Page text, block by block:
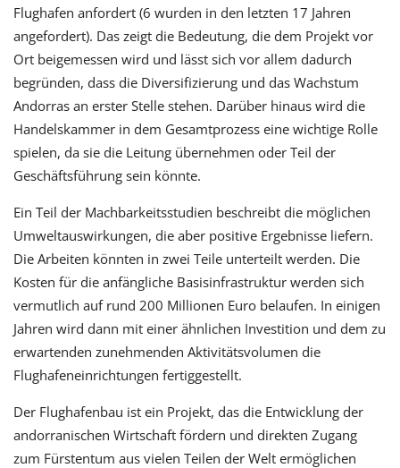
Flughafen anfordert (6 wurden in den letzten 17 Jahren
angefordert). Das zeigt die Bedeutung, die dem Projekt vor
Ort beigemessen wird und lässt sich vor allem dadurch
begründen, dass die Diversifizierung und das Wachstum
Andorras an erster Stelle stehen. Darüber hinaus wird die
Handelskammer in dem Gesamtprozess eine wichtige Rolle
spielen, da sie die Leitung übernehmen oder Teil der
Geschäftsführung sein könnte.
Ein Teil der Machbarkeitsstudien beschreibt die möglichen
Umweltauswirkungen, die aber positive Ergebnisse liefern.
Die Arbeiten könnten in zwei Teile unterteilt werden. Die
Kosten für die anfängliche Basisinfrastruktur werden sich
vermutlich auf rund 200 Millionen Euro belaufen. In einigen
Jahren wird dann mit einer ähnlichen Investition und dem zu
erwartenden zunehmenden Aktivitätsvolumen die
Flughafeneinrichtungen fertiggestellt.
Der Flughafenbau ist ein Projekt, das die Entwicklung der
andorranischen Wirtschaft fördern und direkten Zugang
zum Fürstentum aus vielen Teilen der Welt ermöglichen